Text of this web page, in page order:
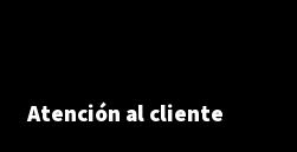
Atención al cliente